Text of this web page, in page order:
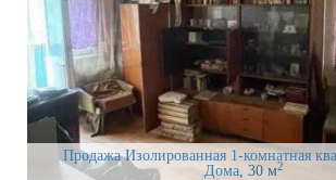
Продажа Изолированная 1-комнатная
Дома, 30 м2